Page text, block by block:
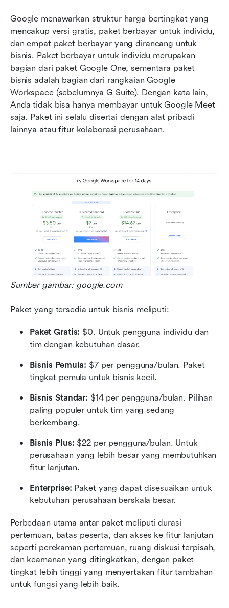
Google menawarkan struktur harga bertingkat yang
mencakup versi gratis, paket berbayar untuk individu,
dan empat paket berbayar yang dirancang untuk
bisnis. Paket berbayar untuk individu merupakan
bagian dari paket Google One, sementara paket
bisnis adalah bagian dari rangkaian Google
Workspace (sebelumnya G Suite). Dengan kata lain,
Anda tidak bisa hanya membayar untuk Google Meet
saja. Paket ini selalu disertai dengan alat pribadi
lainnya atau fitur kolaborasi perusahaan.
Sumber gambar: google.com
Paket yang tersedia untuk bisnis meliputi:
Paket Gratis: $0. Untuk pengguna individu dan
tim dengan kebutuhan dasar.
Bisnis Pemula: $7 per pengguna/bulan. Paket
tingkat pemula untuk bisnis kecil.
Bisnis Standar: $14 per pengguna/bulan. Pilihan
paling populer untuk tim yang sedang
berkembang.
Bisnis Plus: $22 per pengguna/bulan. Untuk
perusahaan yang lebih besar yang membutuhkan
fitur lanjutan.
Enterprise: Paket yang dapat disesuaikan untuk
kebutuhan perusahaan berskala besar.
Perbedaan utama antar paket meliputi durasi
pertemuan, batas peserta, dan akses ke fitur lanjutan
seperti perekaman pertemuan, ruang diskusi terpisah,
dan keamanan yang ditingkatkan, dengan paket
tingkat lebih tinggi yang menyertakan fitur tambahan
untuk fungsi yang lebih baik.